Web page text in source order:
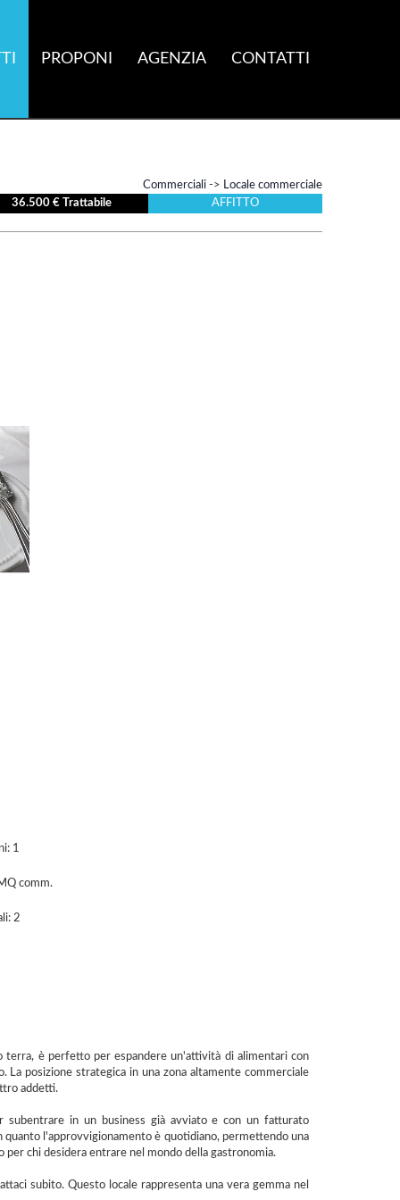
PROPONI AGENZIA CONTATTI
Commerciali -> Locale commerciale
36.500 € Trattabile
AFFITTO
1
comm.
2
terra, è perfetto per espandere un'attività di alimentari con
posizione strategica in una zona altamente commerciale
addetti.
subentrare in un business già avviato e con un fatturato
l'approvvigionamento è quotidiano, permettendo una
chi desidera entrare nel mondo della gastronomia.
subito. Questo locale rappresenta una vera gemma nel